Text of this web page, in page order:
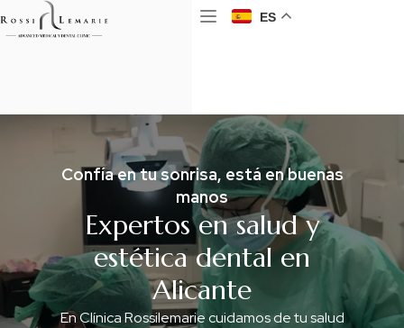
ES
Confía en tu sonrisa, está en buenas
manos
Expertos en salud y
estética dental en
Alicante
En Clínica Rossilemarie cuidamos de tu salud